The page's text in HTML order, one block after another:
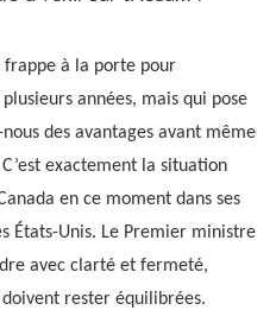
frappe à la porte pour
années, mais qui pose
des avantages avant même
exactement la situation
en ce moment dans ses
États-Unis. Le Premier ministre
avec clarté et fermeté,
rester équilibrées.